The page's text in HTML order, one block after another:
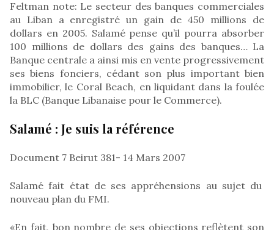
Feltman note: Le secteur des banques commerciales
au Liban a enregistré un gain de 450 millions de
dollars en 2005. Salamé pense qu’il pourra absorber
100 millions de dollars des gains des banques… La
Banque centrale a ainsi mis en vente progressivement
ses biens fonciers, cédant son plus important bien
immobilier, le Coral Beach, en liquidant dans la foulée
la BLC (Banque Libanaise pour le Commerce).
Salamé : Je suis la référence
Document 7 Beirut 381- 14 Mars 2007
Salamé fait état de ses appréhensions au sujet du
nouveau plan du FMI.
«En fait, bon nombre de ses objections reflètent son